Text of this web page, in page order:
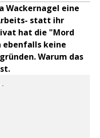
Wackernagel eine
statt ihr
hat die "Mord
ebenfalls keine
Warum das
-